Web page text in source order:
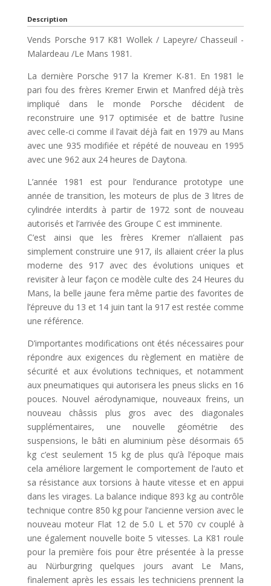
Description
Vends Porsche 917 K81 Wollek / Lapeyre/ Chasseuil -
Malardeau /Le Mans 1981.
La dernière Porsche 917 la Kremer K-81. En 1981 le
pari fou des frères Kremer Erwin et Manfred déjà très
impliqué dans le monde Porsche décident de
reconstruire une 917 optimisée et de battre l’usine
avec celle-ci comme il l’avait déjà fait en 1979 au Mans
avec une 935 modifiée et répété de nouveau en 1995
avec une 962 aux 24 heures de Daytona.
L’année 1981 est pour l’endurance prototype une
année de transition, les moteurs de plus de 3 litres de
cylindrée interdits à partir de 1972 sont de nouveau
autorisés et l’arrivée des Groupe C est imminente.
C’est ainsi que les frères Kremer n’allaient pas
simplement construire une 917, ils allaient créer la plus
moderne des 917 avec des évolutions uniques et
revisiter à leur façon ce modèle culte des 24 Heures du
Mans, la belle jaune fera même partie des favorites de
l’épreuve du 13 et 14 juin tant la 917 est restée comme
une référence.
D’importantes modifications ont étés nécessaires pour
répondre aux exigences du règlement en matière de
sécurité et aux évolutions techniques, et notamment
aux pneumatiques qui autorisera les pneus slicks en 16
pouces. Nouvel aérodynamique, nouveaux freins, un
nouveau châssis plus gros avec des diagonales
supplémentaires, une nouvelle géométrie des
suspensions, le bâti en aluminium pèse désormais 65
kg c’est seulement 15 kg de plus qu’à l’époque mais
cela améliore largement le comportement de l’auto et
sa résistance aux torsions à haute vitesse et en appui
dans les virages. La balance indique 893 kg au contrôle
technique contre 850 kg pour l’ancienne version avec le
nouveau moteur Flat 12 de 5.0 L et 570 cv couplé à
une également nouvelle boite 5 vitesses. La K81 roule
pour la première fois pour être présentée à la presse
au Nürburgring quelques jours avant Le Mans,
finalement après les essais les techniciens prennent la